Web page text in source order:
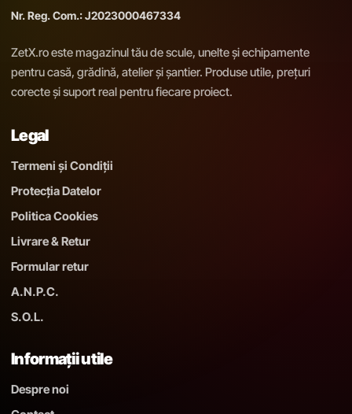
Nr. Reg. Com.: J2023000467334
ZetX.ro este magazinul tău de scule, unelte și echipamente
pentru casă, grădină, atelier și șantier. Produse utile, prețuri
corecte și suport real pentru fiecare proiect.
Legal
Termeni și Condiții
Protecția Datelor
Politica Cookies
Livrare & Retur
Formular retur
A.N.P.C.
S.O.L.
Informații utile
Despre noi